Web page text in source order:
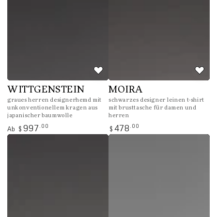
WITTGENSTEIN
graues herren designerhemd mit
unkonventionellem kragen aus
japanischer baumwolle
Regulärer
Preis
Ab $ 997 .00
MOIRA
schwarzes designer leinen t-shirt
mit brusttasche für damen und
herren
Regulärer
Preis
$ 478 .00